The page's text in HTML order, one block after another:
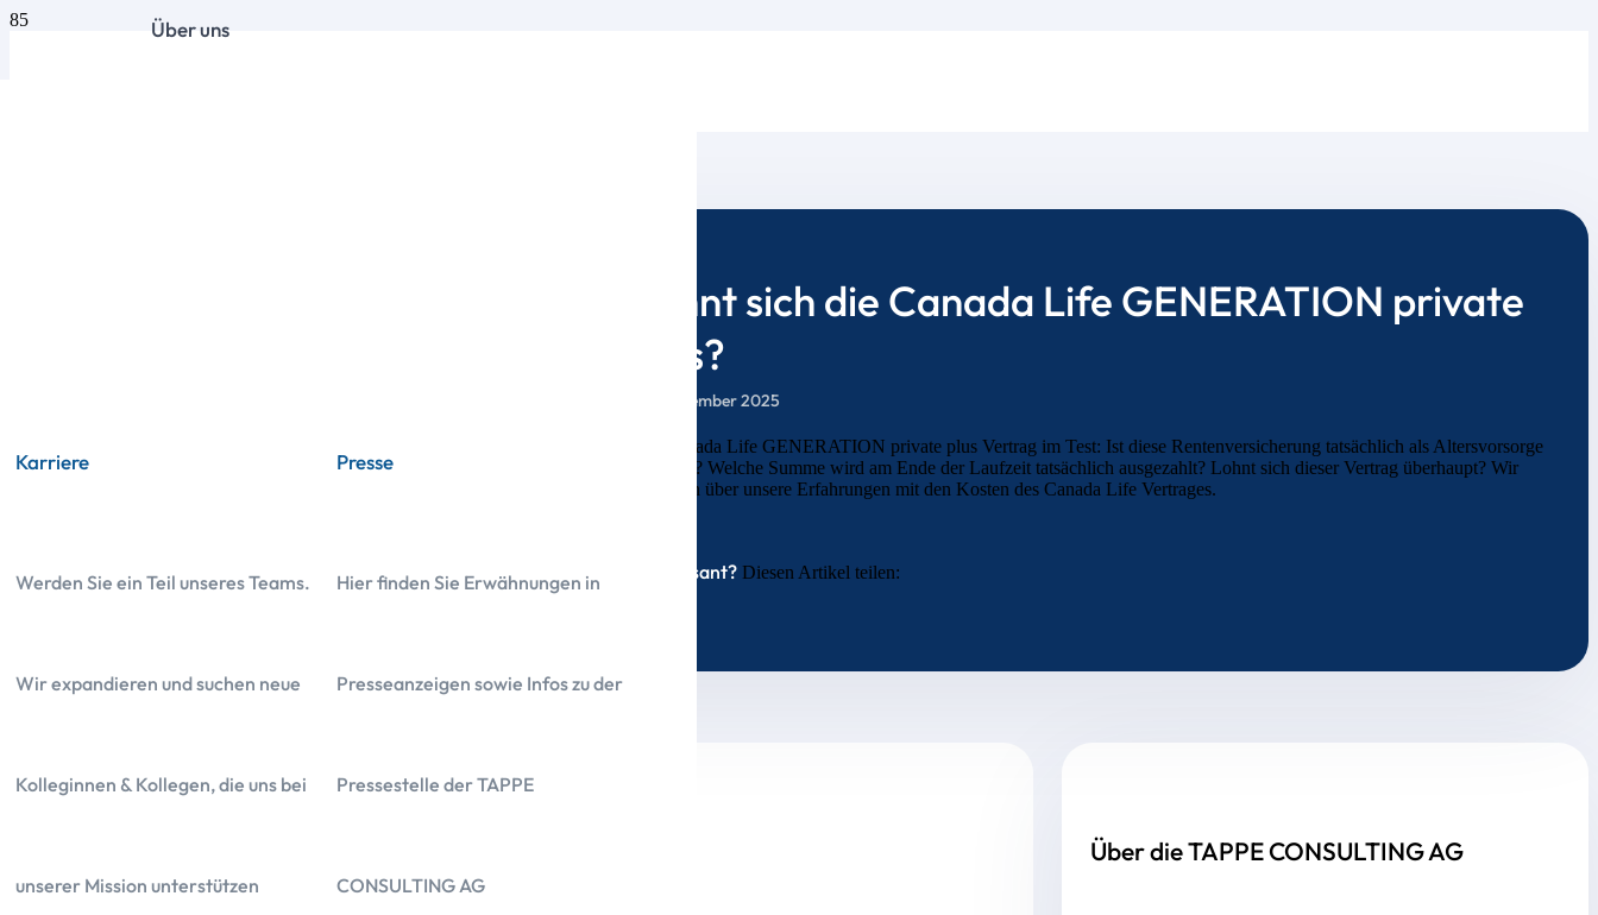
Über uns
Karriere
Werden Sie ein Teil unseres Teams.
Wir expandieren und suchen neue
Kolleginnen & Kollegen, die uns bei
unserer Mission unterstützen
Presse
Hier finden Sie Erwähnungen in
Presseanzeigen sowie Infos zu der
Pressestelle der TAPPE
CONSULTING AG
Lohnt sich die Canada Life GENERATION private
plus?
10. September 2025
Der Canada Life GENERATION private plus Vertrag im Test: Ist diese Rentenversicherung tatsächlich als Altersvorsorge
geeignet? Welche Summe wird am Ende der Laufzeit tatsächlich ausgezahlt? Lohnt sich dieser Vertrag überhaupt? Wir
berichten über unsere Erfahrungen mit den Kosten des Canada Life Vertrages.
Interessant?Diesen Artikel teilen:
Über die TAPPE CONSULTING AG